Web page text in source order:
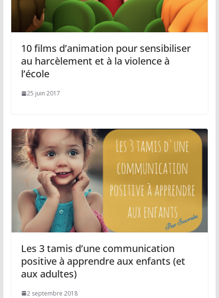
10 films d’animation pour sensibiliser
au harcèlement et à la violence à
l’école
25 juin 2017
Les 3 tamis d’une communication
positive à apprendre aux enfants (et
aux adultes)
2 septembre 2018